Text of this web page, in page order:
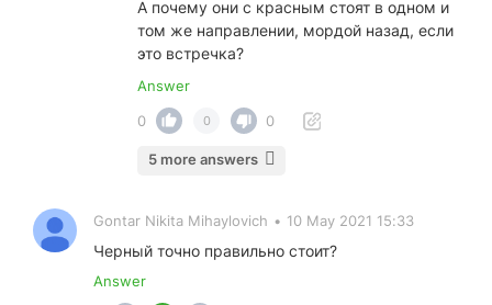
А почему они с красным стоят в одном и
том же направлении, мордой назад, если
это встречка?
Answer
0
0 0
5 more answers
Gontar Nikita Mihaylovich • 10 May 2021 15:33
Черный точно правильно стоит?
Answer